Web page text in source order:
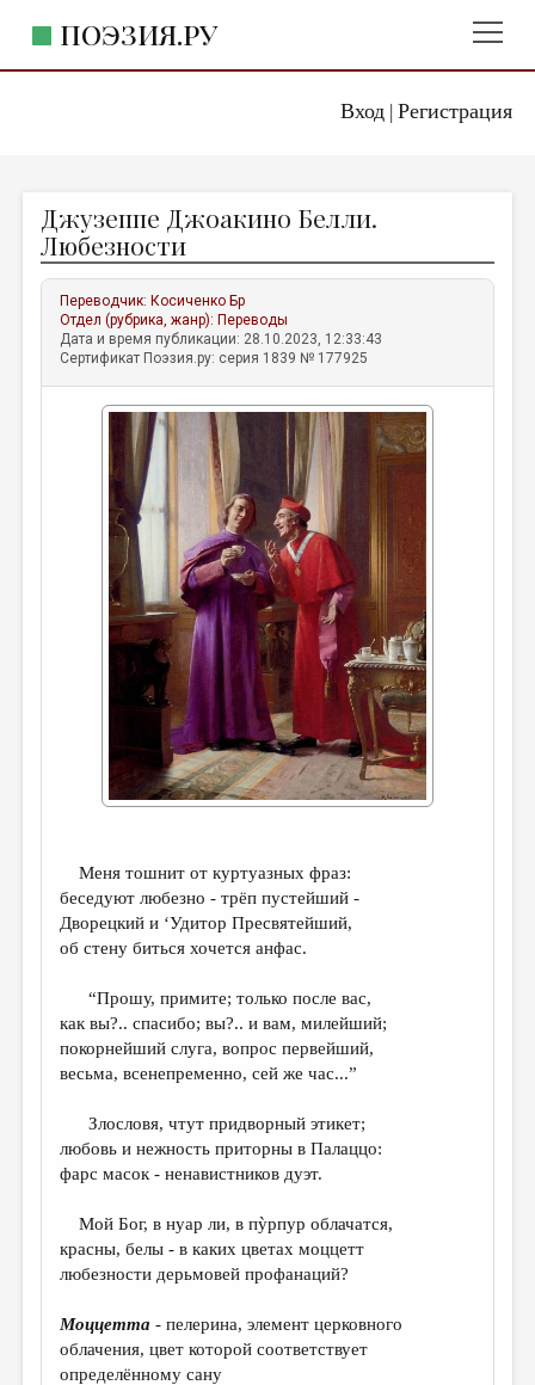
Вход| Регистрация
ПОЭЗИЯ.РУ
ЖАНРЫ
АВТОРЫ
КОММЕНТАРИИ
ЛИТСАЛОН
ПРАВИЛА САЙТА
ОТДЕЛЫ И РУБРИКИ
ИЗБРАННОЕ
ДАЙДЖЕСТ
ПРОИЗВЕДЕНИЯ
ПЕРЕВОДЫ
КОНКУРСЫ
ДЕТСКАЯ КОМНАТА
КНИЖНАЯ ПОЛКА
СТРАНИЦЫ ПАМЯТИ
ОБЪЯВЛЕНИЯ
КОЛОНКА РЕДАКТОРА
РЕДКОЛЛЕГИЯ
ОТ РЕДАКЦИИ
МАЛАЯ ПРОЗА
ЭССЕИСТИКА
ЛИТЕРАТУРОВЕДЕНИЕ
ПУБЛИЦИСТИКА
РЕЦЕНЗИРОВАНИЕ
ЦИКЛЫ ПУБЛИКАЦИЙ
ТРЕДИАКОВСКИЙ
Джузеппе Джоакино Белли.
Любезности
Переводчик: Косиченко Бр
Отдел (рубрика, жанр): Переводы
Дата и время публикации: 28.10.2023, 12:33:43
Сертификат Поэзия.ру: серия 1839 № 177925
Меня тошнит от куртуазных фраз:
беседуют любезно - трёп пустейший -
Дворецкий и ‘Удитор Пресвятейший,
об стену биться хочется анфас.
“Прошу, примите; только после вас,
как вы?.. спасибо; вы?.. и вам, милейший;
покорнейший слуга, вопрос первейший,
весьма, всенепременно, сей же час...”
Злословя, чтут придворный этикет;
любовь и нежность приторны в Палаццо:
фарс масок - ненавистников дуэт.
Мой Бог, в нуар ли, в пỳрпур облачатся,
красны, белы - в каких цветах моццетт
любезности дерьмовей профанаций?
Моццетта - пелерина, элемент церковного
облачения, цвет которой соответствует
определённому сану